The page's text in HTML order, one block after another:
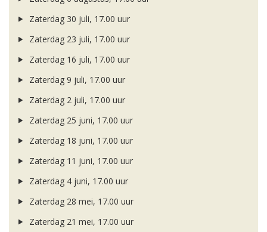
Zaterdag 30 juli, 17.00 uur
Zaterdag 23 juli, 17.00 uur
Zaterdag 16 juli, 17.00 uur
Zaterdag 9 juli, 17.00 uur
Zaterdag 2 juli, 17.00 uur
Zaterdag 25 juni, 17.00 uur
Zaterdag 18 juni, 17.00 uur
Zaterdag 11 juni, 17.00 uur
Zaterdag 4 juni, 17.00 uur
Zaterdag 28 mei, 17.00 uur
Zaterdag 21 mei, 17.00 uur